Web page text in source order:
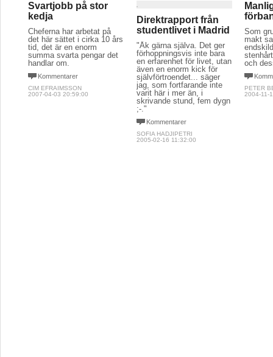
Svartjobb på stor
kedja
Cheferna har arbetat på
det här sättet i cirka 10 års
tid, det är en enorm
summa svarta pengar det
handlar om.
Kommentarer
CIM EFRAIMSSON
2007-04-03 20:59:00
Direktrapport från
studentlivet i Madrid
"Åk gärna själva. Det ger
förhoppningsvis inte bara
en erfarenhet för livet, utan
även en enorm kick för
självförtroendet... säger
jag, som fortfarande inte
varit här i mer än, i
skrivande stund, fem dygn
;-."
Kommentarer
SOFIA HADJIPETRI
2005-02-16 11:32:00
Som
makt
och
PETER
2004-11-